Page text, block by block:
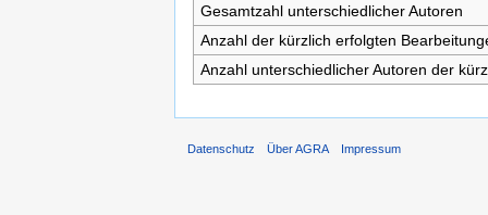
Gesamtzahl unterschiedlicher Autoren
Anzahl der kürzlich erfolgten
Anzahl unterschiedlicher Autoren der
Datenschutz Über AGRA Impressum